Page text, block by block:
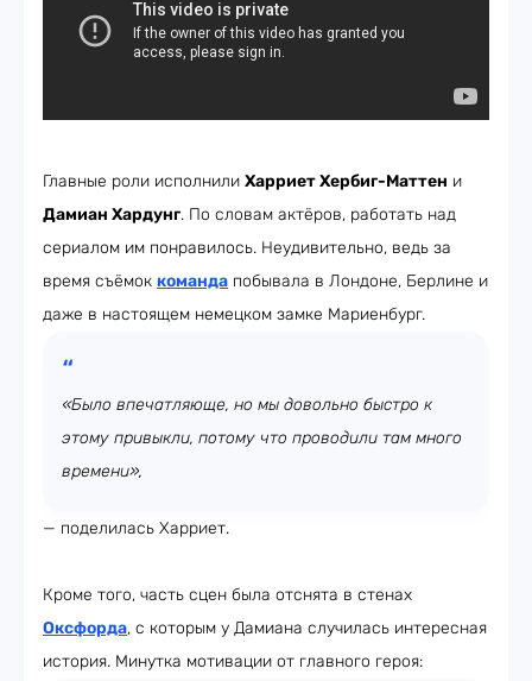
Главные роли исполнили Харриет Хербиг-Маттен и
Дамиан Хардунг. По словам актёров, работать над
сериалом им понравилось. Неудивительно, ведь за
время съёмок команда побывала в Лондоне, Берлине и
даже в настоящем немецком замке Мариенбург.
«Было впечатляюще, но мы довольно быстро к
этому привыкли, потому что проводили там много
времени»,
— поделилась Харриет.
Кроме того, часть сцен была отснята в стенах
Оксфорда, с которым у Дамиана случилась интересная
история. Минутка мотивации от главного героя: